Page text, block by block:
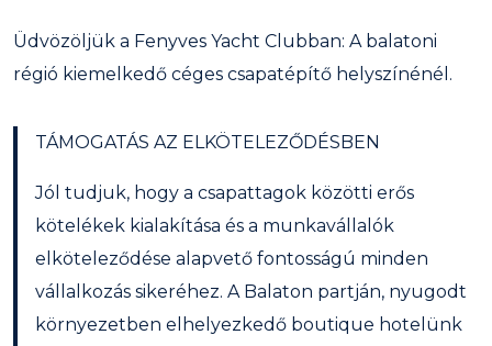
Üdvözöljük a Fenyves Yacht Clubban: A balatoni
régió kiemelkedő céges csapatépítő helyszínénél.
TÁMOGATÁS AZ ELKÖTELEZŐDÉSBEN
Jól tudjuk, hogy a csapattagok közötti erős
kötelékek kialakítása és a munkavállalók
elköteleződése alapvető fontosságú minden
vállalkozás sikeréhez. A Balaton partján, nyugodt
környezetben elhelyezkedő boutique hotelünk